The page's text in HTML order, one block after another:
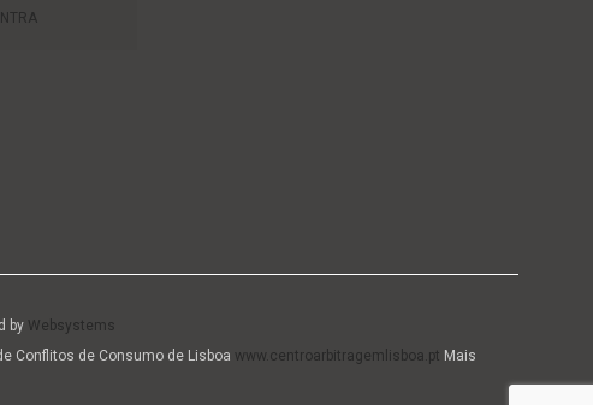
by Websystems
Conflitos de Consumo de Lisboa www.centroarbitragemlisboa.pt Mais